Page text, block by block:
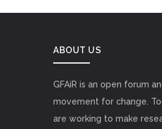
ABOUT US
GFAiR is an open forum
movement for change.
are working to make